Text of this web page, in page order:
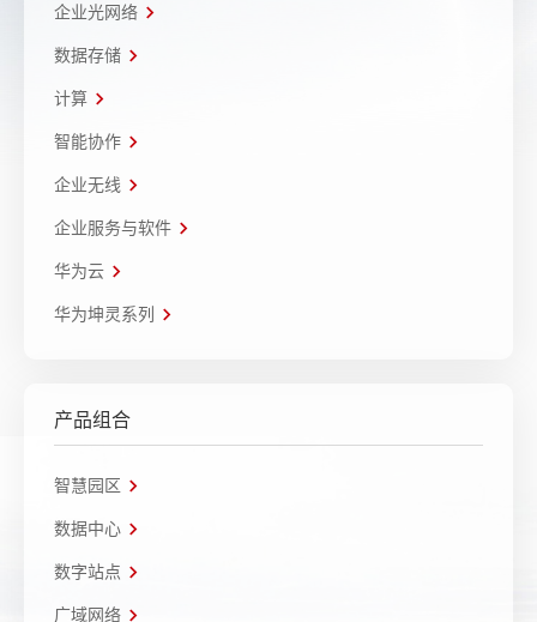
企业光网络
数据存储
计算
智能协作
企业无线
企业服务与软件
华为云
华为坤灵系列
产品组合
智慧园区
数据中心
数字站点
广域网络